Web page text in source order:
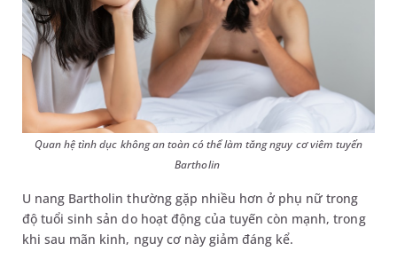
Quan hệ tình dục không an toàn có thể làm tăng nguy cơ viêm tuyến
Bartholin
U nang Bartholin thường gặp nhiều hơn ở phụ nữ trong
độ tuổi sinh sản do hoạt động của tuyến còn mạnh, trong
khi sau mãn kinh, nguy cơ này giảm đáng kể.